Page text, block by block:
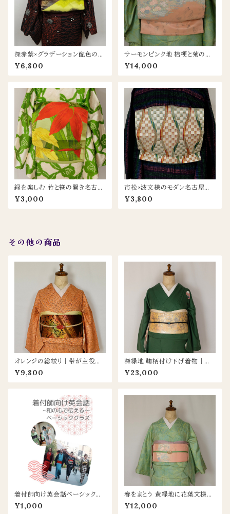
深赤紫×グラデーション配色の山
風模様 名古屋帯｜個性が映え
る存在感の一本
¥6,800
サーモンピンク地 桔梗と菊のポ
イント柄名古屋帯｜銀糸がきら
めく上品な一本
¥14,000
緑を楽しむ 竹と笹の開き名古屋
帯
¥3,000
市松×波文様のモダン名古屋帯
｜赤橙×緑黄グラデーション
¥3,800
その他の商品
オレンジの総絞り｜帯が主役に
なるシンプル小紋
¥9,800
深緑地 鞠柄付け下げ着物｜控
えめな華やかさのセミフォーマル
¥23,000
着付師向け英会話ベーシックテ
キスト（デジタル版）｜現場です
ぐ使える英会話フレーズ集
¥1,000
春をまとう 黄緑地に花葉文様の
明るい紬の着物
¥12,000